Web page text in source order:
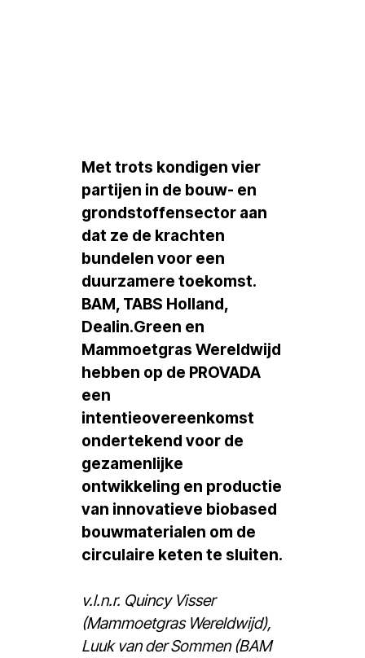
Met trots kondigen vier
partijen in de bouw- en
grondstoffensector aan
dat ze de krachten
bundelen voor een
duurzamere toekomst.
BAM, TABS Holland,
Dealin.Green en
Mammoetgras Wereldwijd
hebben op de PROVADA
een
intentieovereenkomst
ondertekend voor de
gezamenlijke
ontwikkeling en productie
van innovatieve biobased
bouwmaterialen om de
circulaire keten te sluiten.
v.l.n.r. Quincy Visser
(Mammoetgras Wereldwijd),
Luuk van der Sommen (BAM